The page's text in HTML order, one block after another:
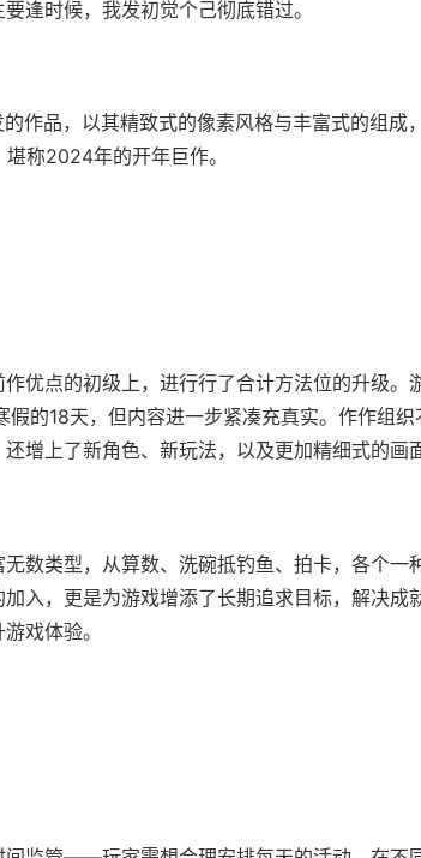
逢时候，我发初觉个己彻底错过。
作品，以其精致式的像素风格与丰富式的组成
称2024年的开年巨作。
作优点的初级上，进行行了合计方法位的升级。
的18天，但内容进一步紧凑充真实。作作组织
增上了​​新角色、新玩法​​，以及更加精细式的画
数类型，从算数、洗碗抵钓鱼、拍卡，各个一
入​​，更是为游戏增添了长期追求目标，解决成
戏体验。